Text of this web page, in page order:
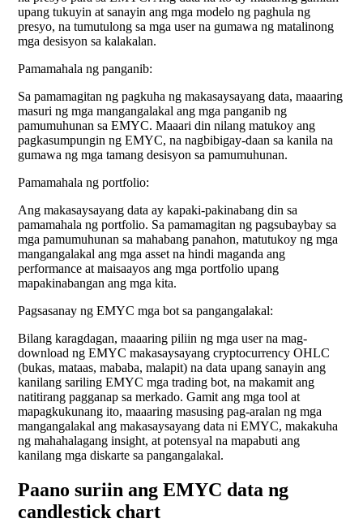
upang tukuyin at sanayin ang mga modelo ng paghula ng
presyo, na tumutulong sa mga user na gumawa ng matalinong
mga desisyon sa kalakalan.
Pamamahala ng panganib:
Sa pamamagitan ng pagkuha ng makasaysayang data, maaaring
masuri ng mga mangangalakal ang mga panganib ng
pamumuhunan sa EMYC. Maaari din nilang matukoy ang
pagkasumpungin ng EMYC, na nagbibigay-daan sa kanila na
gumawa ng mga tamang desisyon sa pamumuhunan.
Pamamahala ng portfolio:
Ang makasaysayang data ay kapaki-pakinabang din sa
pamamahala ng portfolio. Sa pamamagitan ng pagsubaybay sa
mga pamumuhunan sa mahabang panahon, matutukoy ng mga
mangangalakal ang mga asset na hindi maganda ang
performance at maisaayos ang mga portfolio upang
mapakinabangan ang mga kita.
Pagsasanay ng EMYC mga bot sa pangangalakal:
Bilang karagdagan, maaaring piliin ng mga user na mag-
download ng EMYC makasaysayang cryptocurrency OHLC
(bukas, mataas, mababa, malapit) na data upang sanayin ang
kanilang sariling EMYC mga trading bot, na makamit ang
natitirang pagganap sa merkado. Gamit ang mga tool at
mapagkukunang ito, maaaring masusing pag-aralan ng mga
mangangalakal ang makasaysayang data ni EMYC, makakuha
ng mahahalagang insight, at potensyal na mapabuti ang
kanilang mga diskarte sa pangangalakal.
Paano suriin ang EMYC data ng
candlestick chart